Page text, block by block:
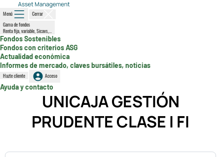
Menú
Cerrar
Gama de fondos
Renta fija, variable, Sicavs,...
Fondos Sostenibles
Fondos con criterios ASG
Actualidad económica
Informes de mercado, claves bursátiles, noticias
Hazte cliente Acceso
Ayuda y contacto
UNICAJA GESTIÓN
PRUDENTE CLASE I FI